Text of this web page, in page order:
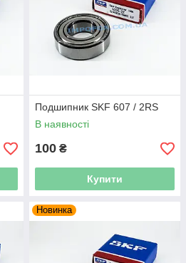
Подшипник SKF 607 / 2RS
В наявності
100 ₴
Купити
Новинка